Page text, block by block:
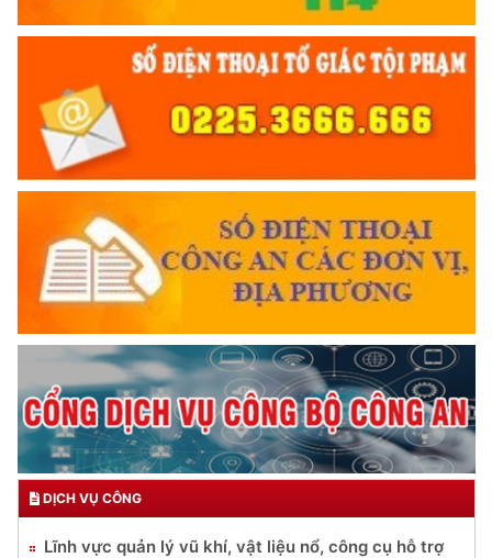
DỊCH VỤ CÔNG
Lĩnh vực quản lý vũ khí, vật liệu nổ, công cụ hỗ trợ